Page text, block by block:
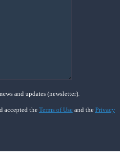
and updates (newsletter).
accepted the Terms of Useand the Privacy